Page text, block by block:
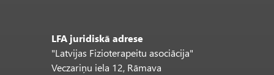
LFA juridiskā adrese
"Latvijas Fizioterapeitu asociācija"
Veczariņu iela 12, Rāmava